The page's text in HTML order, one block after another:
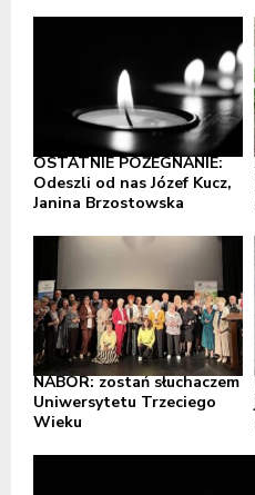
OSTATNIE POŻEGNANIE:
Odeszli od nas Józef Kucz,
Janina Brzostowska
NABÓR: zostań słuchaczem
Uniwersytetu Trzeciego
Wieku